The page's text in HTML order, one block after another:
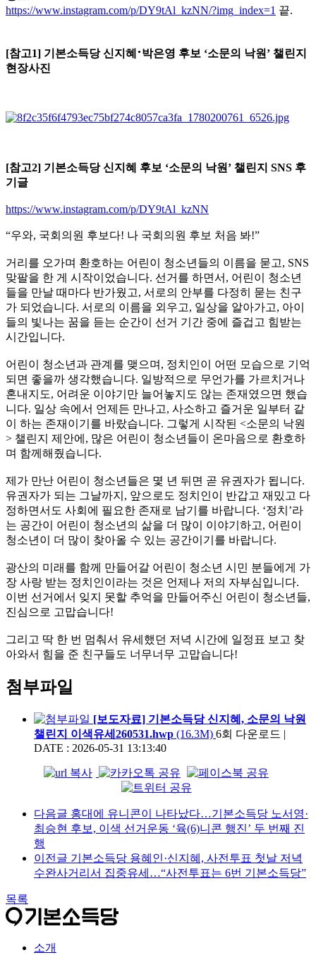
https://www.instagram.com/p/DY9tAl_kzNN/?img_index=1 끝.
[참고1] 기본소득당 신지혜 ·박은영 후보 ‘소문의 낙원’ 챌린지
현장사진
[참고2] 기본소득당 신지혜 후보 ‘소문의 낙원’ 챌린지 SNS 후
기글
https://www.instagram.com/p/DY9tAl_kzNN
“우와, 국회의원 후보다! 나 국회의원 후보 처음 봐!”
거리를 오가며 환호하는 어린이 청소년들의 이름을 묻고, SNS
맞팔을 한 게 시작이었습니다. 선거를 하면서, 어린이 청소년
들을 만날 때마다 반가웠고, 서로의 안부를 다정히 묻는 친구
가 되었습니다. 서로의 이름을 외우고, 일상을 알아가고, 아이
들의 빛나는 꿈을 듣는 순간이 선거 기간 중에 즐겁고 힘받는
시간입니다.
어린이 청소년과 관계를 맺으며, 정치인이 어떤 모습으로 기억
되면 좋을까 생각했습니다. 일방적으로 무언가를 가르치거나
혼내지도, 어려운 이야기만 늘어놓지도 않는 존재였으면 했습
니다. 일상 속에서 언제든 만나고, 사소하고 즐거운 일부터 같
이 하는 존재이기를 바랐습니다. 그렇게 시작된 <소문의 낙원
> 챌린지 제안에, 많은 어린이 청소년들이 온마음으로 환호하
며 함께해줬습니다.
제가 만난 어린이 청소년들은 몇 년 뒤면 곧 유권자가 됩니다.
유권자가 되는 그날까지, 앞으로도 정치인이 반갑고 재밌고 다
정하면서도 사회에 필요한 존재로 남기를 바랍니다. ‘정치’라
는 공간이 어린이 청소년의 삶을 더 많이 이야기하고, 어린이
청소년이 더 많이 찾아올 수 있는 공간이기를 바랍니다.
광산의 미래를 함께 만들어갈 어린이 청소년 시민 분들에게 가
장 사랑 받는 정치인이라는 것은 언제나 저의 자부심입니다.
이번 선거에서 잊지 못할 추억을 만들어주신 어린이 청소년들,
진심으로 고맙습니다!
그리고 딱 한 번 멈춰서 유세했던 저녁 시간에 일정표 보고 찾
아와서 힘을 준 친구들도 너무너무 고맙습니다!
첨부파일
[보도자료] 기본소득당 신지혜, 소문의 낙원
챌린지 이색유세260531.hwp (16.3M) 6회 다운로드 |
DATE : 2026-05-31 13:13:40
다음글 홍대에 유니콘이 나타났다…기본소득당 노서영·
최승현 후보, 이색 선거운동 ‘육(6)니콘 행진’ 두 번째 진
행
이전글 기본소득당 용혜인·신지혜, 사전투표 첫날 저녁
수완사거리서 집중유세…“사전투표는 6번 기본소득당”
목록
소개